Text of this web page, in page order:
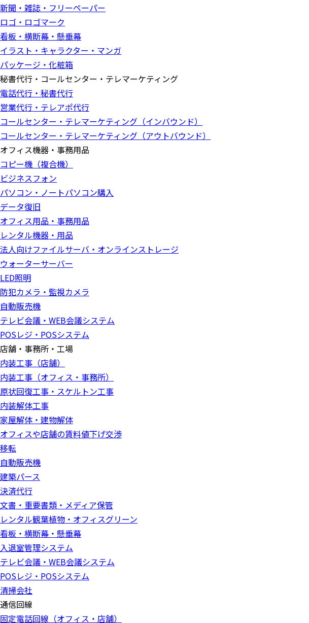
新聞・雑誌・フリーペーパー
ロゴ・ロゴマーク
看板・横断幕・懸垂幕
イラスト・キャラクター・マンガ
パッケージ・化粧箱
秘書代行・コールセンター・テレマーケティング
電話代行・秘書代行
営業代行・テレアポ代行
コールセンター・テレマーケティング（インバウンド）
コールセンター・テレマーケティング（アウトバウンド）
オフィス機器・事務用品
コピー機（複合機）
ビジネスフォン
パソコン・ノートパソコン購入
データ復旧
オフィス用品・事務用品
レンタル機器・用品
法人向けファイルサーバ・オンラインストレージ
ウォーターサーバー
LED照明
防犯カメラ・監視カメラ
自動販売機
テレビ会議・WEB会議システム
POSレジ・POSシステム
店舗・事務所・工場
内装工事（店舗）
内装工事（オフィス・事務所）
原状回復工事・スケルトン工事
内装解体工事
家屋解体・建物解体
オフィスや店舗の賃料値下げ交渉
移転
自動販売機
建築パース
決済代行
文書・重要書類・メディア保管
レンタル観葉植物・オフィスグリーン
看板・横断幕・懸垂幕
入退室管理システム
テレビ会議・WEB会議システム
POSレジ・POSシステム
清掃会社
通信回線
固定電話回線（オフィス・店舗）